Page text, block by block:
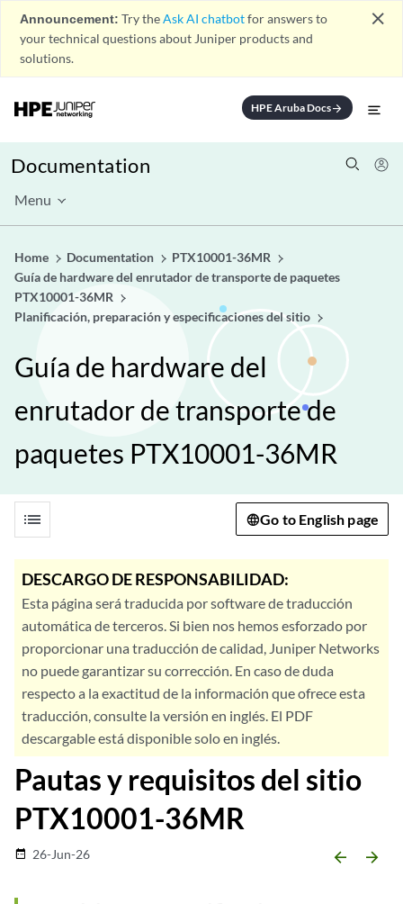
Announcement: Try theAsk AI chatbotfor answers to
your technical questions about Juniper products and
solutions.
close
HPE Aruba Docsarrow_forward
Documentation
Menu
Home Documentation
PTX10001-36MR
Guía de hardware del enrutador de transporte de paquetes
PTX10001-36MR
Planificación, preparación y especificaciones del sitio
Guía de hardware del
enrutador de transporte de
paquetes PTX10001-36MR
list Go to English page
DESCARGO DE RESPONSABILIDAD:
Esta página será traducida por software de traducción
automática de terceros. Si bien nos hemos esforzado por
proporcionar una traducción de calidad, Juniper Networks
no puede garantizar su corrección. En caso de duda
respecto a la exactitud de la información que ofrece esta
traducción, consulte la versión en inglés. El PDF
descargable está disponible solo en inglés.
Pautas y requisitos del sitio
PTX10001-36MR
date_range 26-Jun-26 arrow_backward arrow_forward